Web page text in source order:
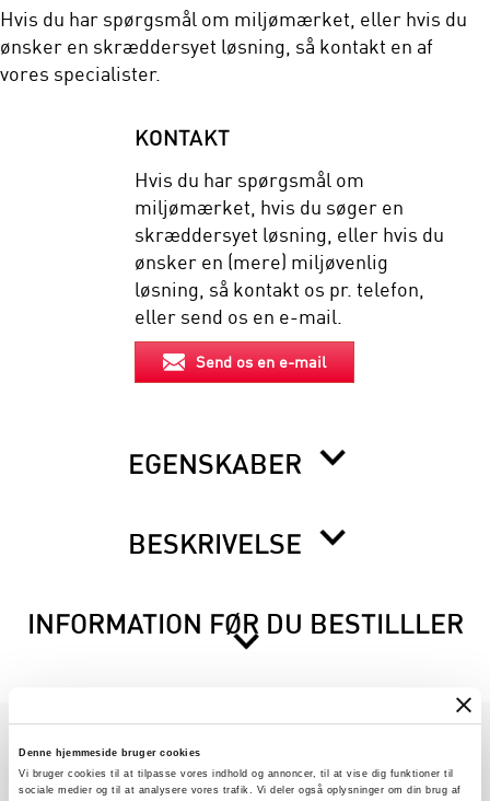
Denne hjemmeside bruger cookies
Vi bruger cookies til at tilpasse vores indhold og annoncer, til at vise dig funktioner til
sociale medier og til at analysere vores trafik. Vi deler også oplysninger om din brug af
Hvis du har spørgsmål om miljømærket, eller hvis du
ønsker en skræddersyet løsning, så kontakt en af
vores specialister.
KONTAKT
Hvis du har spørgsmål om
miljømærket, hvis du søger en
skræddersyet løsning, eller hvis du
ønsker en (mere) miljøvenlig
løsning, så kontakt os pr. telefon,
eller send os en e-mail.
Send os en e-mail
EGENSKABER
BESKRIVELSE
INFORMATION FØR DU BESTILLLER
PRODUKTGRUPPER